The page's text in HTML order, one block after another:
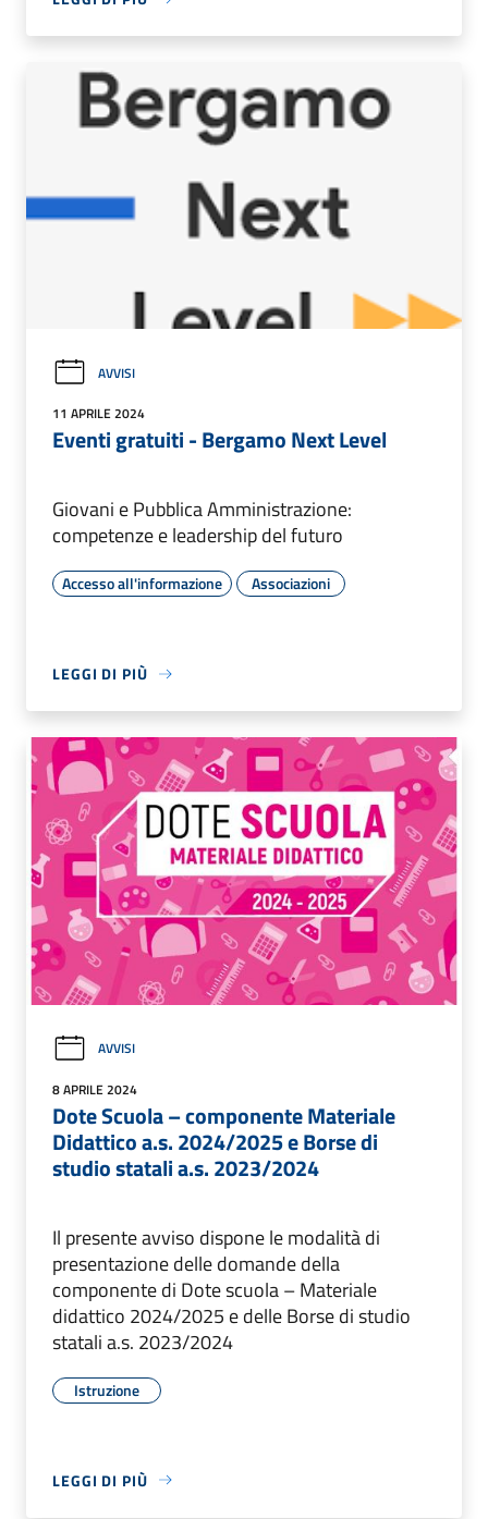
AVVISI
11 APRILE 2024
Eventi gratuiti - Bergamo Next Level
Giovani e Pubblica Amministrazione:
competenze e leadership del futuro
Accesso all'informazione Associazioni
LEGGI DI PIÙ
AVVISI
8 APRILE 2024
Dote Scuola – componente Materiale
Didattico a.s. 2024/2025 e Borse di
studio statali a.s. 2023/2024
Il presente avviso dispone le modalità di
presentazione delle domande della
componente di Dote scuola – Materiale
didattico 2024/2025 e delle Borse di studio
statali a.s. 2023/2024
Istruzione
LEGGI DI PIÙ